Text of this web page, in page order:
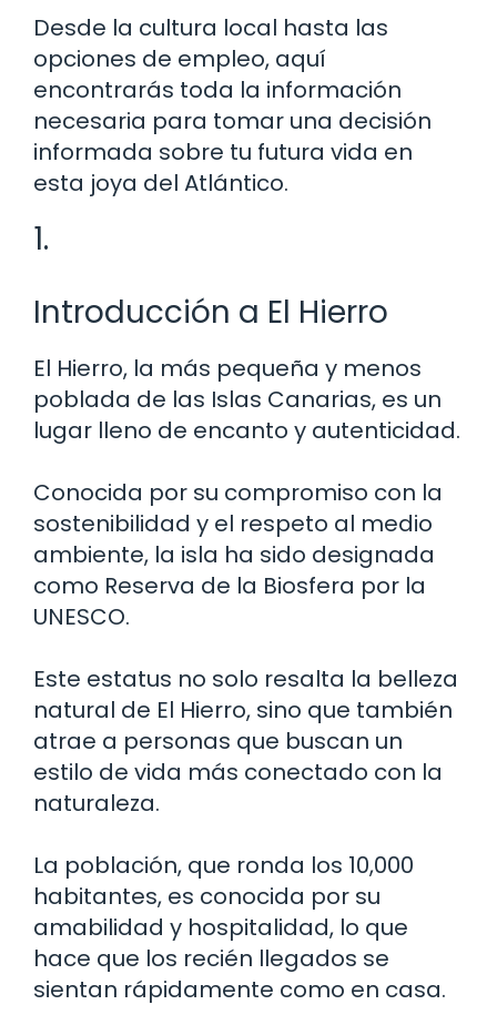
Desde la cultura local hasta las
opciones de empleo, aquí
encontrarás toda la información
necesaria para tomar una decisión
informada sobre tu futura vida en
esta joya del Atlántico.
1.
Introducción a El Hierro
El Hierro, la más pequeña y menos
poblada de las Islas Canarias, es un
lugar lleno de encanto y autenticidad.
Conocida por su compromiso con la
sostenibilidad y el respeto al medio
ambiente, la isla ha sido designada
como Reserva de la Biosfera por la
UNESCO.
Este estatus no solo resalta la belleza
natural de El Hierro, sino que también
atrae a personas que buscan un
estilo de vida más conectado con la
naturaleza.
La población, que ronda los 10,000
habitantes, es conocida por su
amabilidad y hospitalidad, lo que
hace que los recién llegados se
sientan rápidamente como en casa.